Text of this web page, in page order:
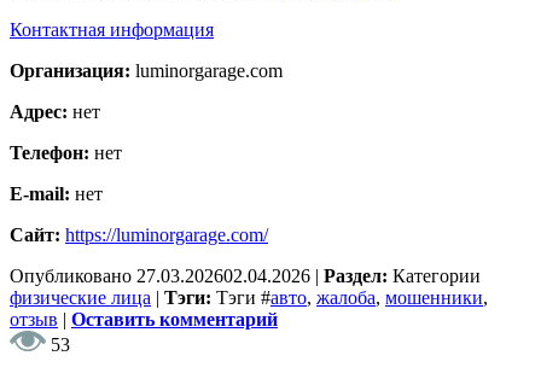
Контактная информация
Организация: luminorgarage.com
Адрес: нет
Телефон: нет
E-mail: нет
Сайт: https://luminorgarage.com/
Опубликовано 27.03.202602.04.2026 | Раздел: Категории
физические лица | Тэги: Тэги #авто, жалоба, мошенники,
отзыв | Оставить комментарий
53